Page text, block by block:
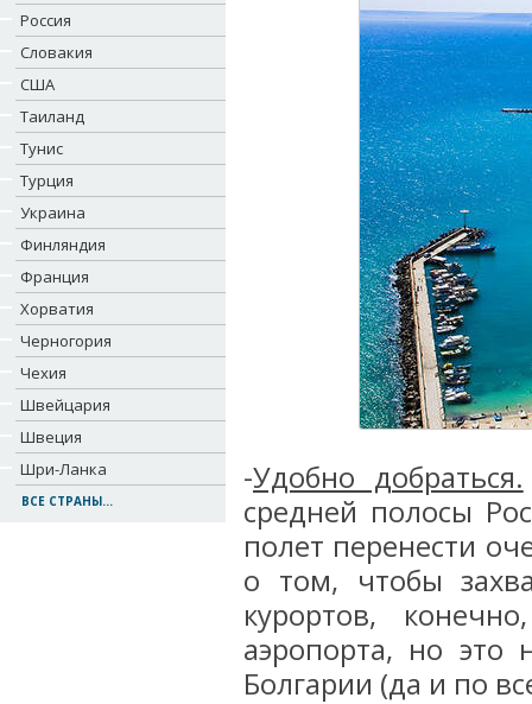
Россия
Словакия
США
Таиланд
Тунис
Турция
Украина
Финляндия
Франция
Хорватия
Черногория
Чехия
Швейцария
Швеция
Шри-Ланка
ВСЕ СТРАНЫ...
-Удобно добраться.
средней полосы
полет перенести
о том, чтобы
курортов,
аэропорта, но это
Болгарии (да и по